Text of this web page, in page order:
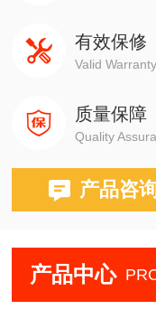
有效保修
Valid Warranty
质量保障
Quality
产品咨
产品中心